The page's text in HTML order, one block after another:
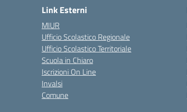
Link Esterni
MIUR
Ufficio Scolastico Regionale
Ufficio Scolastico Territoriale
Scuola in Chiaro
Iscrizioni On Line
Invalsi
Comune